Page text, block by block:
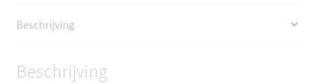
Beschrijving
Beschrijving